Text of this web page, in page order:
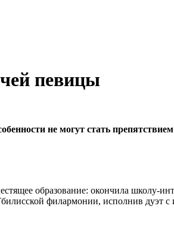
певицы
не могут стать
образование: окончила школу-
филармонии, исполнив дуэт с